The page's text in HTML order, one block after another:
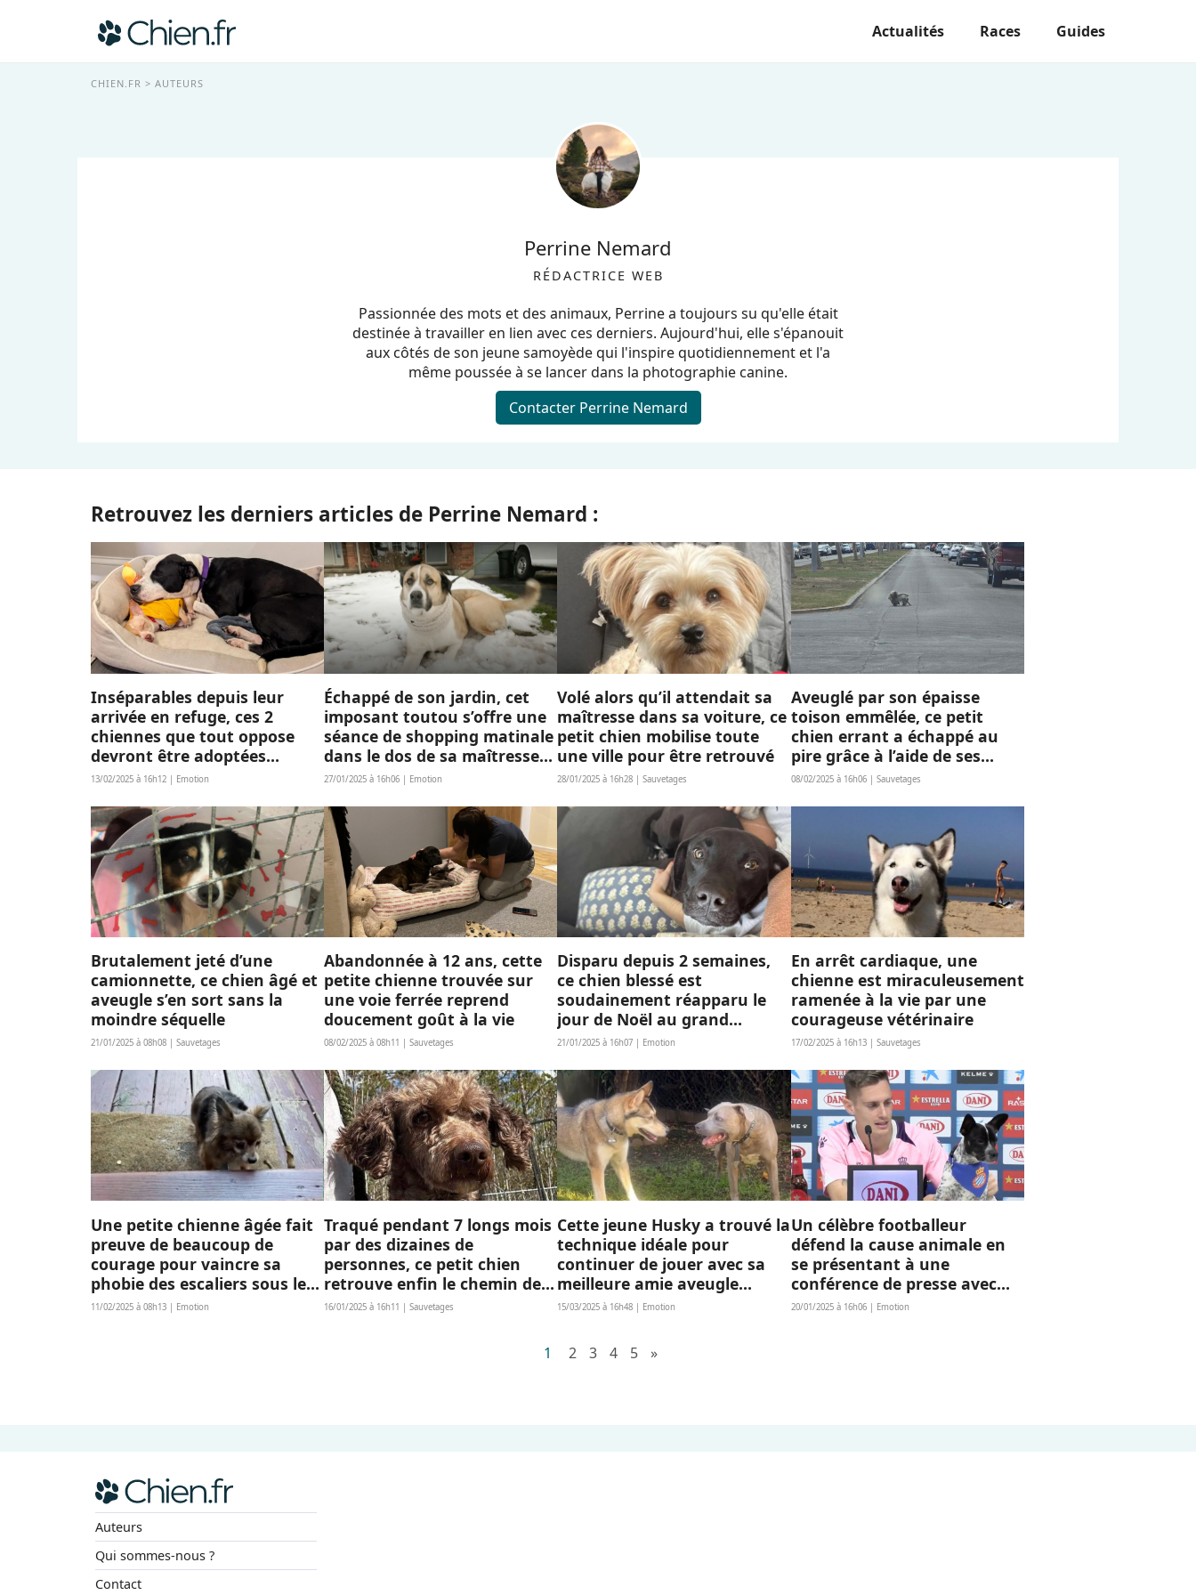
Actualités Races Guides
CHIEN.FR AUTEURS
Perrine Nemard
RÉDACTRICE WEB
Passionnée des mots et des animaux, Perrine a toujours su qu'elle était
destinée à travailler en lien avec ces derniers. Aujourd'hui, elle s'épanouit
aux côtés de son jeune samoyède qui l'inspire quotidiennement et l'a
même poussée à se lancer dans la photographie canine.
Contacter Perrine Nemard
Retrouvez les derniers articles de Perrine Nemard :
Inséparables depuis leur
arrivée en refuge, ces 2
chiennes que tout oppose
devront être adoptées
ensemble
13/02/2025 à 16h12 | Emotion
Échappé de son jardin, cet
imposant toutou s’offre une
séance de shopping matinale
dans le dos de sa maîtresse
(vidéo)
27/01/2025 à 16h06 | Emotion
Volé alors qu’il attendait sa
maîtresse dans sa voiture, ce
petit chien mobilise toute
une ville pour être retrouvé
28/01/2025 à 16h28 | Sauvetages
Aveuglé par son épaisse
toison emmêlée, ce petit
chien errant a échappé au
pire grâce à l’aide de ses
sauveurs
08/02/2025 à 16h06 | Sauvetages
Brutalement jeté d’une
camionnette, ce chien âgé et
aveugle s’en sort sans la
moindre séquelle
21/01/2025 à 08h08 | Sauvetages
Abandonnée à 12 ans, cette
petite chienne trouvée sur
une voie ferrée reprend
doucement goût à la vie
08/02/2025 à 08h11 | Sauvetages
Disparu depuis 2 semaines,
ce chien blessé est
soudainement réapparu le
jour de Noël au grand
soulagement de sa famille
21/01/2025 à 16h07 | Emotion
En arrêt cardiaque, une
chienne est miraculeusement
ramenée à la vie par une
courageuse vétérinaire
17/02/2025 à 16h13 | Sauvetages
Une petite chienne âgée fait
preuve de beaucoup de
courage pour vaincre sa
phobie des escaliers sous le
regard bienveillant de sa
11/02/2025 à 08h13 | Emotion
Traqué pendant 7 longs mois
par des dizaines de
personnes, ce petit chien
retrouve enfin le chemin de
son refuge
16/01/2025 à 16h11 | Sauvetages
Cette jeune Husky a trouvé la
technique idéale pour
continuer de jouer avec sa
meilleure amie aveugle
(vidéo)
15/03/2025 à 16h48 | Emotion
Un célèbre footballeur
défend la cause animale en
se présentant à une
conférence de presse avec
son adorable chiot
20/01/2025 à 16h06 | Emotion
1 2 3 4 5 »
Auteurs
Qui sommes-nous ?
Contact